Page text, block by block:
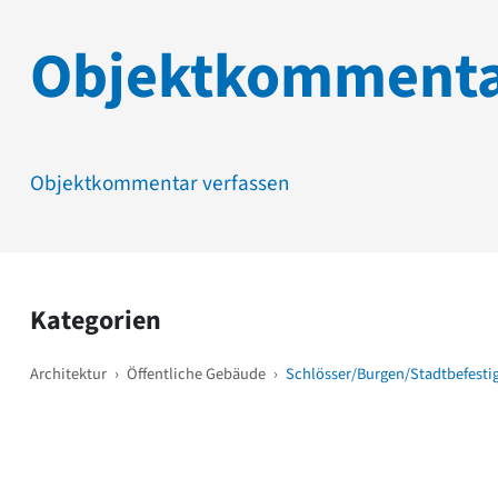
Objektkommentar verfassen
Kategorien
Architektur › Öffentliche Gebäude › Schlösser/Burgen/